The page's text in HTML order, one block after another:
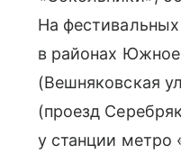
На
в районах
(Вешняковская
(проезд
у станции метро